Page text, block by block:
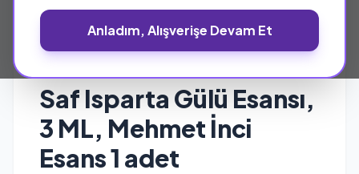
Anladım, Alışverişe Devam Et
Saf Isparta Gülü Esansı,
3 ML, Mehmet İnci
Esans 1 adet